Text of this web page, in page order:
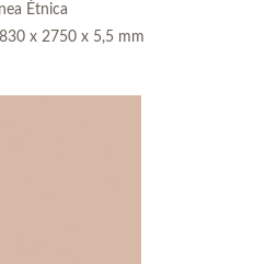
Étnica
x 2750 x 5,5 mm